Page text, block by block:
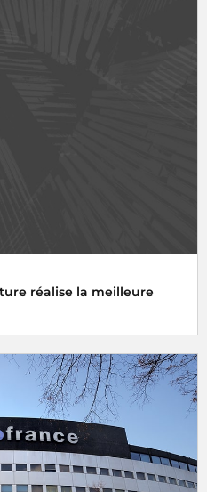
réalise la meilleure